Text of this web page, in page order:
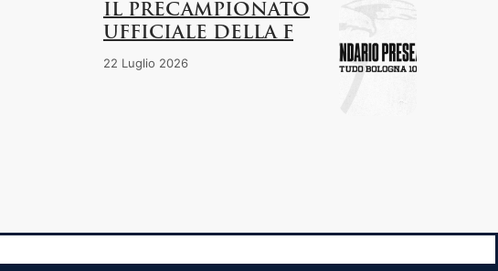
IL PRECAMPIONATO
UFFICIALE DELLA F
22 Luglio 2026